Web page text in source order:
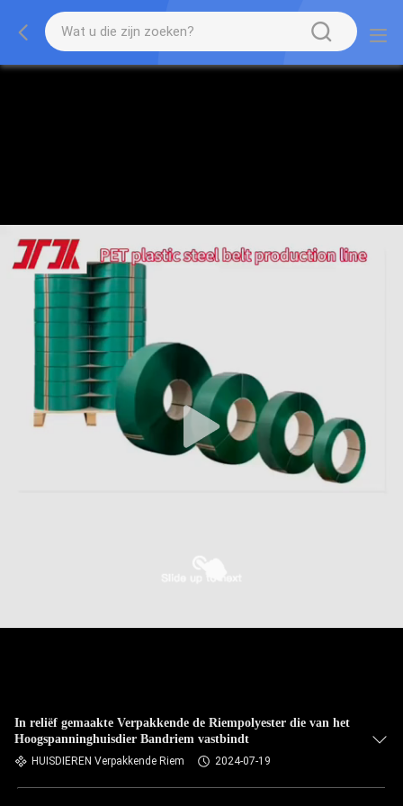
In reliëf gemaakte Verpakkende de Riempolyester die van het
Hoogspanninghuisdier Bandriem vastbindt
HUISDIEREN Verpakkende Riem 2024-07-19